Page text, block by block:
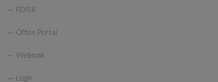
FDISK
Office Portal
Webmail
Login